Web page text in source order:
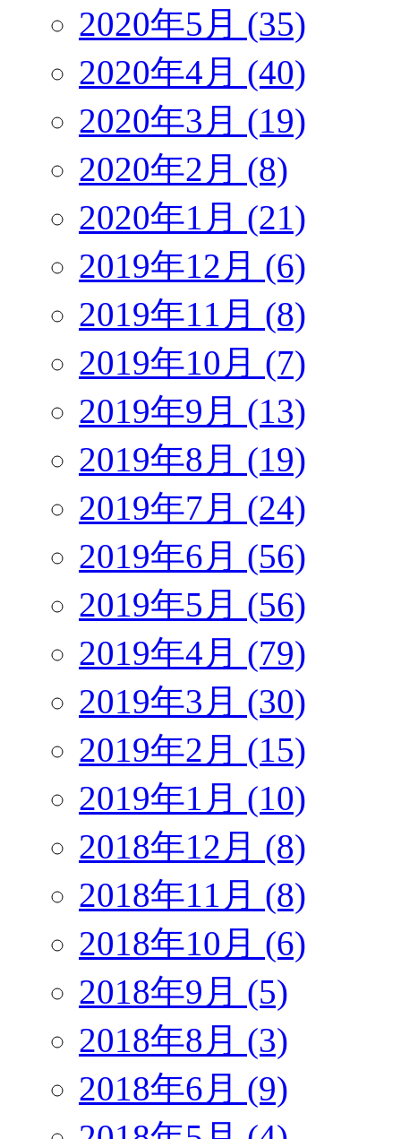
2020年5月 (35)
2020年4月 (40)
2020年3月 (19)
2020年2月 (8)
2020年1月 (21)
2019年12月 (6)
2019年11月 (8)
2019年10月 (7)
2019年9月 (13)
2019年8月 (19)
2019年7月 (24)
2019年6月 (56)
2019年5月 (56)
2019年4月 (79)
2019年3月 (30)
2019年2月 (15)
2019年1月 (10)
2018年12月 (8)
2018年11月 (8)
2018年10月 (6)
2018年9月 (5)
2018年8月 (3)
2018年6月 (9)